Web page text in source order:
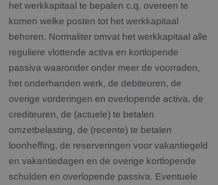
het werkkapitaal te bepalen c.q. overeen te
komen welke posten tot het werkkapitaal
behoren. Normaliter omvat het werkkapitaal alle
reguliere vlottende activa en kortlopende
passiva waaronder onder meer de voorraden,
het onderhanden werk, de debiteuren, de
overige vorderingen en overlopende activa, de
crediteuren, de (actuele) te betalen
omzetbelasting, de (recente) te betalen
loonheffing, de reserveringen voor vakantiegeld
en vakantiedagen en de overige kortlopende
schulden en overlopende passiva. Eventuele